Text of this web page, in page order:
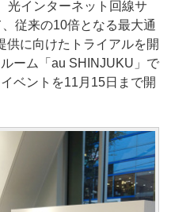
インターネット回線サ
従来の10倍となる最大通
供に向けたトライアルを開
ーム「au SHINJUKU」で
ベントを11月15日まで開